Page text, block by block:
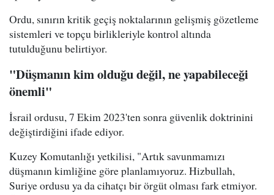
Ordu, sınırın kritik geçiş noktalarının gelişmiş gözetleme
sistemleri ve topçu birlikleriyle kontrol altında
tutulduğunu belirtiyor.
"Düşmanın kim olduğu değil, ne yapabileceği
önemli"
İsrail ordusu, 7 Ekim 2023'ten sonra güvenlik doktrinini
değiştirdiğini ifade ediyor.
Kuzey Komutanlığı yetkilisi, "Artık savunmamızı
düşmanın kimliğine göre planlamıyoruz. Hizbullah,
Suriye ordusu ya da cihatçı bir örgüt olması fark etmiyor.